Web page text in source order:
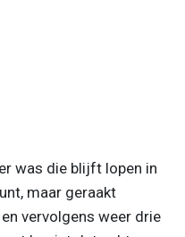
was die blijft lopen in
maar geraakt
vervolgens weer drie